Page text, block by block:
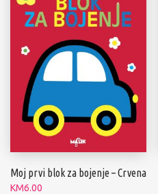
Moj prvi blok za bojenje – Crvena
KM6.00